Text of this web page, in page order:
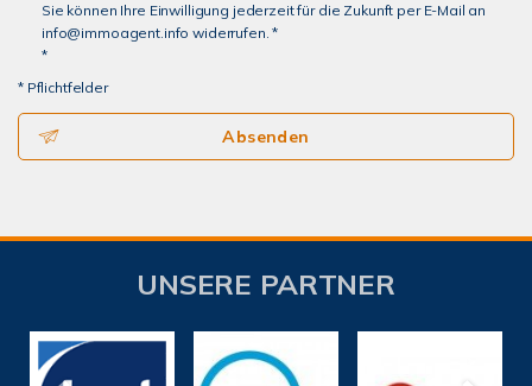
Sie können Ihre Einwilligung jederzeit für die Zukunft per E-Mail an
info@immoagent.info widerrufen. *
*
* Pflichtfelder
Absenden
UNSERE PARTNER